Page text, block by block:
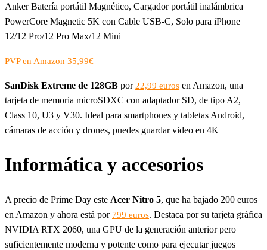
Anker Batería portátil Magnético, Cargador portátil inalámbrica
PowerCore Magnetic 5K con Cable USB-C, Solo para iPhone
12/12 Pro/12 Pro Max/12 Mini
PVP en Amazon 35,99€
SanDisk Extreme de 128GB por 22,99 euros en Amazon, una
tarjeta de memoria microSDXC con adaptador SD, de tipo A2,
Class 10, U3 y V30. Ideal para smartphones y tabletas Android,
cámaras de acción y drones, puedes guardar video en 4K
Informática y accesorios
A precio de Prime Day este Acer Nitro 5, que ha bajado 200 euros
en Amazon y ahora está por 799 euros. Destaca por su tarjeta gráfica
NVIDIA RTX 2060, una GPU de la generación anterior pero
suficientemente moderna y potente como para ejecutar juegos